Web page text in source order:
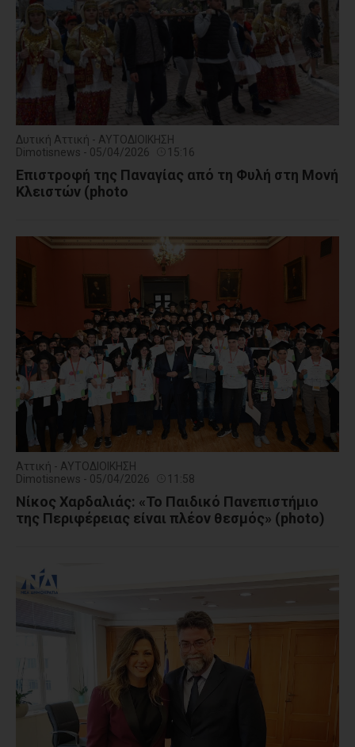
Δυτική Αττική - ΑΥΤΟΔΙΟΙΚΗΣΗ
Dimotisnews - 05/04/2026
15:16
Επιστροφή της Παναγίας από τη Φυλή στη Μονή
Κλειστών (photo
Αττική - ΑΥΤΟΔΙΟΙΚΗΣΗ
Dimotisnews - 05/04/2026
11:58
Νίκος Χαρδαλιάς: «Το Παιδικό Πανεπιστήμιο
της Περιφέρειας είναι πλέον θεσμός» (photo)